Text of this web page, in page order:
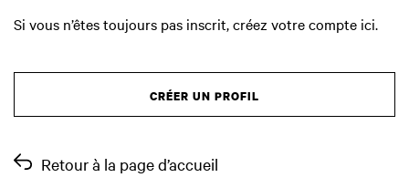
Si vous n’êtes toujours pas inscrit, créez votre compte ici.
CRÉER UN PROFIL
Retour à la page d’accueil